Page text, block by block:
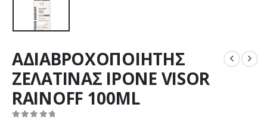
ΑΔΙΑΒΡΟΧΟΠΟΙΗΤΗΣ
ΖΕΛΑΤΙΝΑΣ IPONE VISOR
RAINOFF 100ML